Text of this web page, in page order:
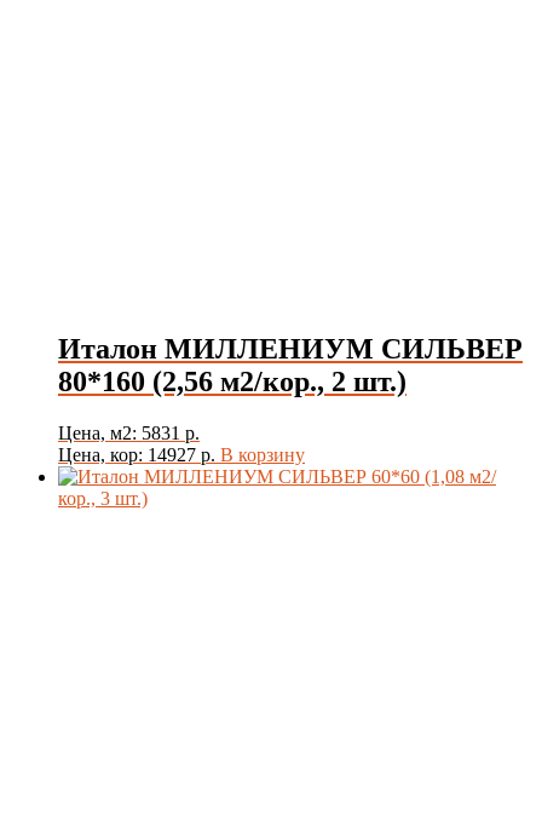
Италон МИЛЛЕНИУМ СИЛЬВЕР
80*160 (2,56 м2/кор., 2 шт.)
Цена, м2: 5831 р.
Цена, кор: 14927 р. В корзину